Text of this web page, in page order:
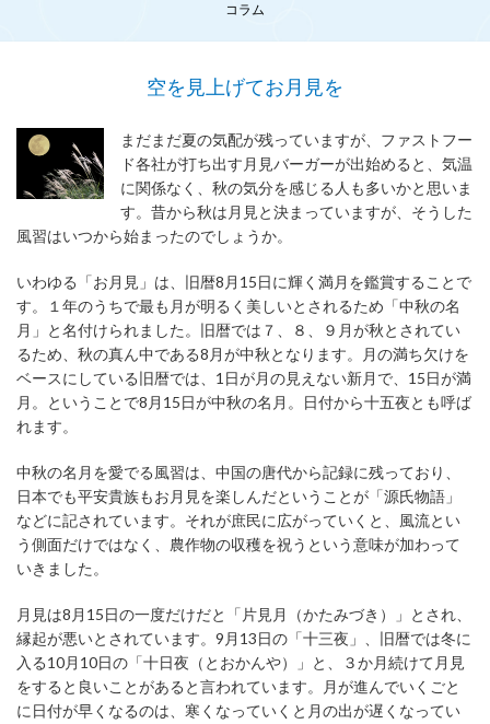
コラム
空を見上げてお月見を
まだまだ夏の気配が残っていますが、ファストフー
ド各社が打ち出す月見バーガーが出始めると、気温
に関係なく、秋の気分を感じる人も多いかと思いま
す。昔から秋は月見と決まっていますが、そうした
風習はいつから始まったのでしょうか。
いわゆる「お月見」は、旧暦8月15日に輝く満月を鑑賞することで
す。１年のうちで最も月が明るく美しいとされるため「中秋の名
月」と名付けられました。旧暦では７、８、９月が秋とされてい
るため、秋の真ん中である8月が中秋となります。月の満ち欠けを
ベースにしている旧暦では、1日が月の見えない新月で、15日が満
月。ということで8月15日が中秋の名月。日付から十五夜とも呼ば
れます。
中秋の名月を愛でる風習は、中国の唐代から記録に残っており、
日本でも平安貴族もお月見を楽しんだということが「源氏物語」
などに記されています。それが庶民に広がっていくと、風流とい
う側面だけではなく、農作物の収穫を祝うという意味が加わって
いきました。
月見は8月15日の一度だけだと「片見月（かたみづき）」とされ、
縁起が悪いとされています。9月13日の「十三夜」、旧暦では冬に
入る10月10日の「十日夜（とおかんや）」と、３か月続けて月見
をすると良いことがあると言われています。月が進んでいくごと
に日付が早くなるのは、寒くなっていくと月の出が遅くなってい